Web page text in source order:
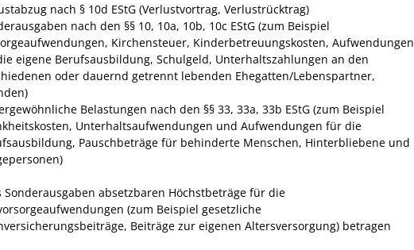
nach § 10d EStG (Verlustvortrag, Verlustrücktrag)
nach den §§ 10, 10a, 10b, 10c EStG (zum Beispiel
Kirchensteuer, Kinderbetreuungskosten, Aufwendungen
eigene Berufsausbildung, Schulgeld, Unterhaltszahlungen an den
oder dauernd getrennt lebenden Ehegatten/Lebenspartner,
Belastungen nach den §§ 33, 33a, 33b EStG (zum Beispiel
Unterhaltsaufwendungen und Aufwendungen für die
Pauschbeträge für behinderte Menschen, Hinterbliebene und
Sonderausgaben absetzbaren Höchstbeträge für die
(zum Beispiel gesetzliche
Beiträge zur eigenen Altersversorgung) betragen